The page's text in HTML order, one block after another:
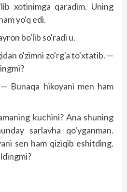
xotinimga qaradim. Uning
yo'q edi.
bo'lib so'radi u.
o'zimni zo'rg'a to'xtatib. —
Bunaqa hikoyani men ham
kuchini? Ana shuning
sarlavha qo'yganman.
sen ham qiziqib eshitding.